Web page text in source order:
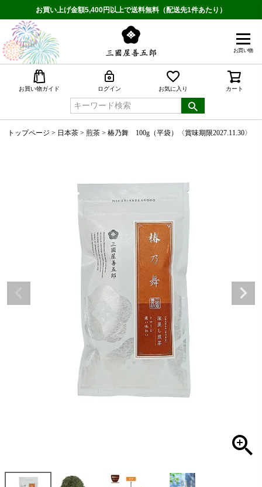
お買い上げ金額5,400円以上で送料無料（配送先1件あたり）
お買い物
お買い物ガイド ログイン お気に入り カート
トップページ 日本茶 煎茶 椿乃舞 100g（平袋）〈賞味期限2027.11.30〉